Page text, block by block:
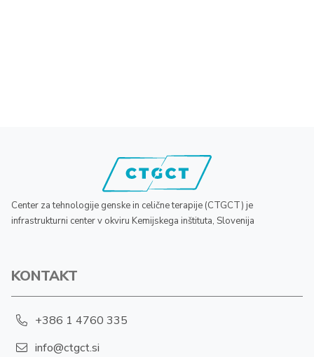
Center za tehnologije genske in celične terapije (CTGCT) je
infrastrukturni center v okviru Kemijskega inštituta, Slovenija
KONTAKT
+386 1 4760 335
info@ctgct.si